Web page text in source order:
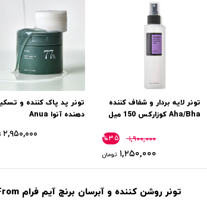
تونر لایه بردار و شفاف کننده
Aha/Bha کوزارکس 150 میل
۱,۹۰۰,۰۰۰
۱,۲۵۰,۰۰۰ تومان
%۳۵
تونر پد پاک کننده و
دهنده آنوا Anua
۲,۹۵۰,۰۰۰
تونر روشن کننده و آبرسان برنج آیم فرام Im From